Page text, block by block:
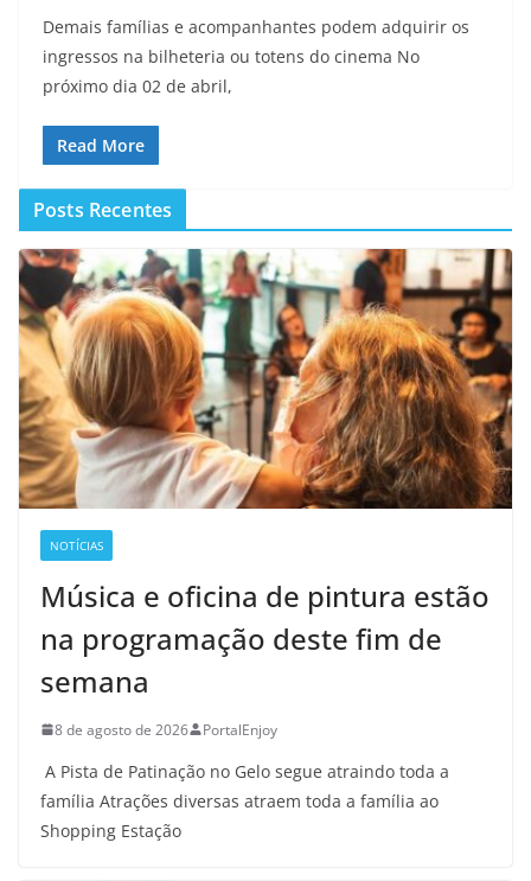
Demais famílias e acompanhantes podem adquirir os
ingressos na bilheteria ou totens do cinema No
próximo dia 02 de abril,
Read More
Posts Recentes
NOTÍCIAS
Música e oficina de pintura estão
na programação deste fim de
semana
8 de agosto de 2026 PortalEnjoy
A Pista de Patinação no Gelo segue atraindo toda a
família Atrações diversas atraem toda a família ao
Shopping Estação